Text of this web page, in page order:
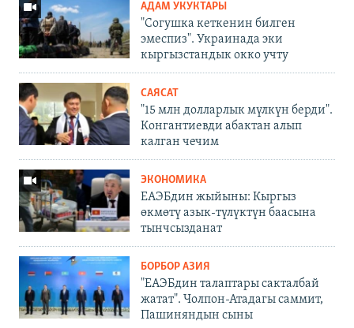
АДАМ УКУКТАРЫ
"Согушка кеткенин билген
эмеспиз". Украинада эки
кыргызстандык окко учту
САЯСАТ
"15 млн долларлык мүлкүн берди".
Конгантиевди абактан алып
калган чечим
ЭКОНОМИКА
ЕАЭБдин жыйыны: Кыргыз
өкмөтү азык-түлүктүн баасына
тынчсызданат
БОРБОР АЗИЯ
"ЕАЭБдин талаптары сакталбай
жатат". Чолпон-Атадагы саммит,
Пашиняндын сыны